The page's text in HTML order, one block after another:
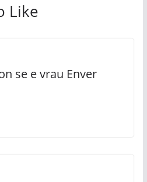
Like
se e vrau Enver